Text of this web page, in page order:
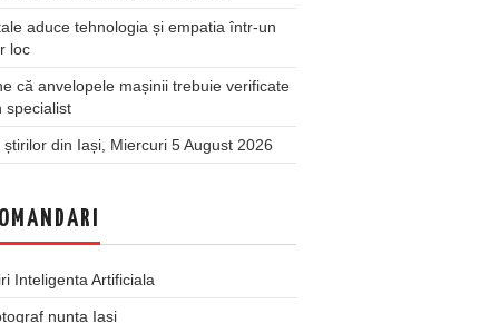
aduce tehnologia și empatia într-un
loc
că anvelopele mașinii trebuie verificate
specialist
știrilor din Iași, Miercuri 5 August 2026
Inteligenta Artificiala
nunta Iasi